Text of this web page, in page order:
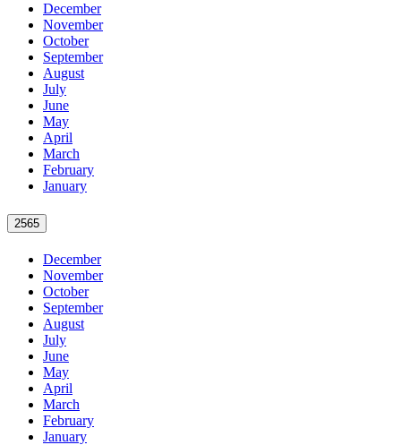
December
November
October
September
August
July
June
May
April
March
February
January
2565
December
November
October
September
August
July
June
May
April
March
February
January